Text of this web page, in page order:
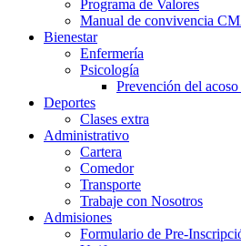
Programa de Valores
Manual de convivencia
Bienestar
Enfermería
Psicología
Prevención del
Deportes
Clases extra
Administrativo
Cartera
Comedor
Transporte
Trabaje con Nosotros
Admisiones
Formulario de Pre-